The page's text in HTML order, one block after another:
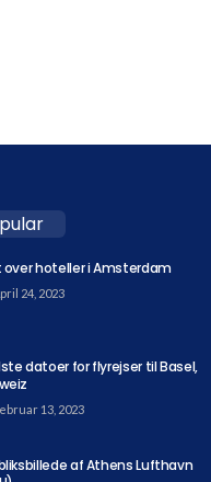
over hoteller i Amsterdam
24, 2023
datoer for flyrejser til Basel,
13, 2023
af Athens Lufthavn